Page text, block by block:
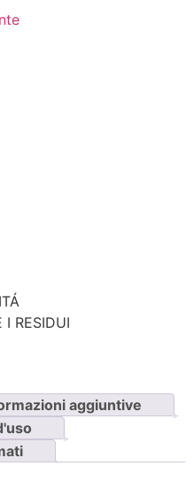
I RESIDUI
aggiuntive